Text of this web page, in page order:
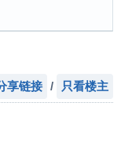
享链接 / 只看楼主